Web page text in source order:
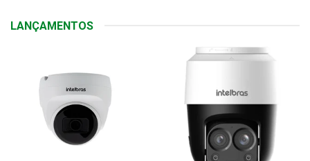
LANÇAMENTOS